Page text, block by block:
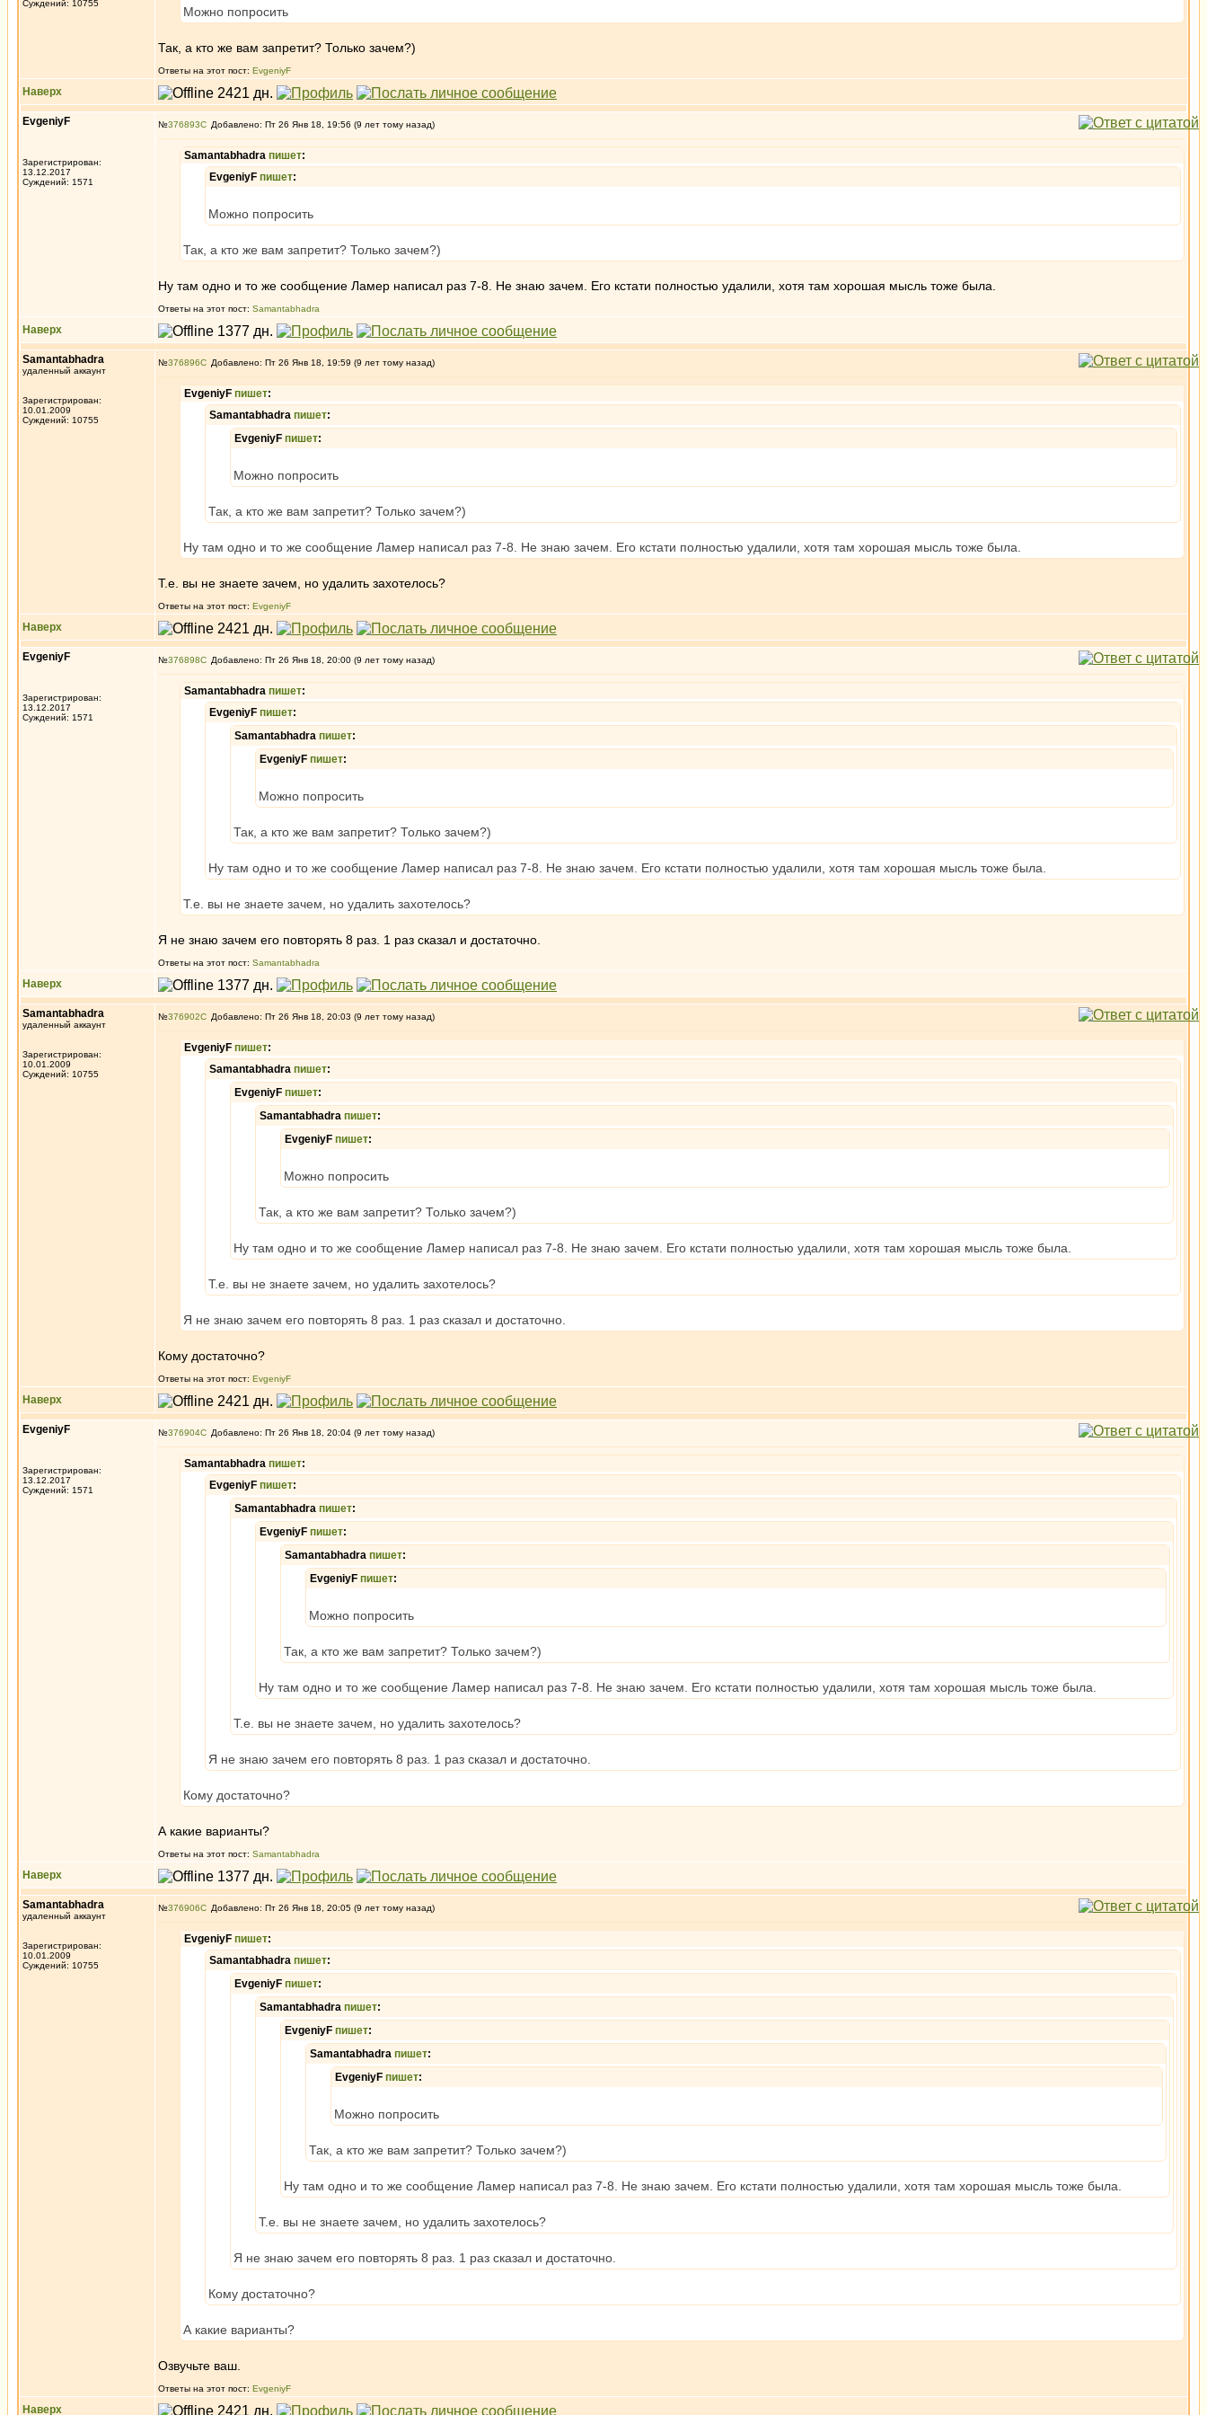
Суждений: 10755
Можно попросить
Так, а кто же вам запретит? Только зачем?)
Ответы на этот пост: EvgeniyF
Наверх
EvgeniyF
Зарегистрирован:
13.12.2017
Суждений: 1571
№376893 Добавлено: Пт 26 Янв 18, 19:56 (9 лет тому назад)
Samantabhadra пишет:
EvgeniyF пишет:
Можно попросить
Так, а кто же вам запретит? Только зачем?)
Ну там одно и то же сообщение Ламер написал раз 7-8. Не знаю зачем. Его кстати полностью удалили, хотя там хорошая мысль тоже была.
Ответы на этот пост: Samantabhadra
Наверх
Samantabhadra
удаленный аккаунт
Зарегистрирован:
10.01.2009
Суждений: 10755
№376896 Добавлено: Пт 26 Янв 18, 19:59 (9 лет тому назад)
EvgeniyF пишет:
Samantabhadra пишет:
EvgeniyF пишет:
Можно попросить
Так, а кто же вам запретит? Только зачем?)
Ну там одно и то же сообщение Ламер написал раз 7-8. Не знаю зачем. Его кстати полностью удалили, хотя там хорошая мысль тоже была.
Т.е. вы не знаете зачем, но удалить захотелось?
Ответы на этот пост: EvgeniyF
Наверх
EvgeniyF
Зарегистрирован:
13.12.2017
Суждений: 1571
№376898 Добавлено: Пт 26 Янв 18, 20:00 (9 лет тому назад)
Samantabhadra пишет:
EvgeniyF пишет:
Samantabhadra пишет:
EvgeniyF пишет:
Можно попросить
Так, а кто же вам запретит? Только зачем?)
Ну там одно и то же сообщение Ламер написал раз 7-8. Не знаю зачем. Его кстати полностью удалили, хотя там хорошая мысль тоже была.
Т.е. вы не знаете зачем, но удалить захотелось?
Я не знаю зачем его повторять 8 раз. 1 раз сказал и достаточно.
Ответы на этот пост: Samantabhadra
Наверх
Samantabhadra
удаленный аккаунт
Зарегистрирован:
10.01.2009
Суждений: 10755
№376902 Добавлено: Пт 26 Янв 18, 20:03 (9 лет тому назад)
EvgeniyF пишет:
Samantabhadra пишет:
EvgeniyF пишет:
Samantabhadra пишет:
EvgeniyF пишет:
Можно попросить
Так, а кто же вам запретит? Только зачем?)
Ну там одно и то же сообщение Ламер написал раз 7-8. Не знаю зачем. Его кстати полностью удалили, хотя там хорошая мысль тоже была.
Т.е. вы не знаете зачем, но удалить захотелось?
Я не знаю зачем его повторять 8 раз. 1 раз сказал и достаточно.
Кому достаточно?
Ответы на этот пост: EvgeniyF
Наверх
EvgeniyF
Зарегистрирован:
13.12.2017
Суждений: 1571
№376904 Добавлено: Пт 26 Янв 18, 20:04 (9 лет тому назад)
Samantabhadra пишет:
EvgeniyF пишет:
Samantabhadra пишет:
EvgeniyF пишет:
Samantabhadra пишет:
EvgeniyF пишет:
Можно попросить
Так, а кто же вам запретит? Только зачем?)
Ну там одно и то же сообщение Ламер написал раз 7-8. Не знаю зачем. Его кстати полностью удалили, хотя там хорошая мысль тоже была.
Т.е. вы не знаете зачем, но удалить захотелось?
Я не знаю зачем его повторять 8 раз. 1 раз сказал и достаточно.
Кому достаточно?
А какие варианты?
Ответы на этот пост: Samantabhadra
Наверх
Samantabhadra
удаленный аккаунт
Зарегистрирован:
10.01.2009
Суждений: 10755
№376906 Добавлено: Пт 26 Янв 18, 20:05 (9 лет тому назад)
EvgeniyF пишет:
Samantabhadra пишет:
EvgeniyF пишет:
Samantabhadra пишет:
EvgeniyF пишет:
Samantabhadra пишет:
EvgeniyF пишет:
Можно попросить
Так, а кто же вам запретит? Только зачем?)
Ну там одно и то же сообщение Ламер написал раз 7-8. Не знаю зачем. Его кстати полностью удалили, хотя там хорошая мысль тоже была.
Т.е. вы не знаете зачем, но удалить захотелось?
Я не знаю зачем его повторять 8 раз. 1 раз сказал и достаточно.
Кому достаточно?
А какие варианты?
Озвучьте ваш.
Ответы на этот пост: EvgeniyF
Наверх